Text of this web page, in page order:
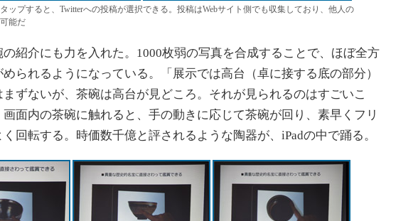
タップすると、Twitterへの投稿が選択できる。投稿はWebサイト側でも収集しており、他人の
能だ
紹介にも力を入れた。1000枚弱の写真を合成することで、ほぼ全方
られるようになっている。「展示では高台（卓に接する底の部分）
ずないが、茶碗は高台が見どころ。それが見られるのはすごいこ
画面内の茶碗に触れると、手の動きに応じて茶碗が回り、素早くフリ
回転する。時価数千億と評されるような陶器が、iPadの中で踊る。